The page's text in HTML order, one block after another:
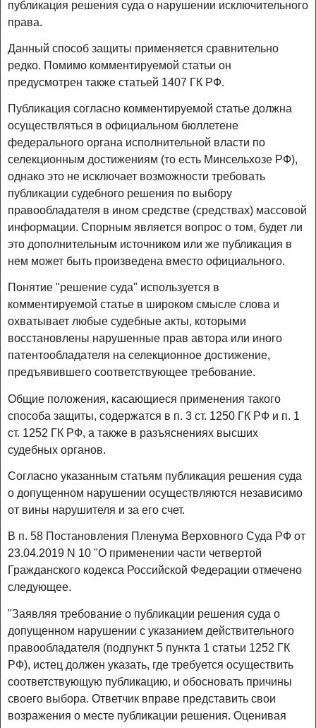
публикация решения суда о нарушении исключительного
права.
Данный способ защиты применяется сравнительно
редко. Помимо комментируемой статьи он
предусмотрен также статьей 1407 ГК РФ.
Публикация согласно комментируемой статье должна
осуществляться в официальном бюллетене
федерального органа исполнительной власти по
селекционным достижениям (то есть Минсельхозе РФ),
однако это не исключает возможности требовать
публикации судебного решения по выбору
правообладателя в ином средстве (средствах) массовой
информации. Спорным является вопрос о том, будет ли
это дополнительным источником или же публикация в
нем может быть произведена вместо официального.
Понятие "решение суда" используется в
комментируемой статье в широком смысле слова и
охватывает любые судебные акты, которыми
восстановлены нарушенные прав автора или иного
патентообладателя на селекционное достижение,
предъявившего соответствующее требование.
Общие положения, касающиеся применения такого
способа защиты, содержатся в п. 3 ст. 1250 ГК РФ и п. 1
ст. 1252 ГК РФ, а также в разъяснениях высших
судебных органов.
Согласно указанным статьям публикация решения суда
о допущенном нарушении осуществляются независимо
от вины нарушителя и за его счет.
В п. 58 Постановления Пленума Верховного Суда РФ от
23.04.2019 N 10 "О применении части четвертой
Гражданского кодекса Российской Федерации отмечено
следующее.
"Заявляя требование о публикации решения суда о
допущенном нарушении с указанием действительного
правообладателя (подпункт 5 пункта 1 статьи 1252 ГК
РФ), истец должен указать, где требуется осуществить
соответствующую публикацию, и обосновать причины
своего выбора. Ответчик вправе представить свои
возражения о месте публикации решения. Оценивая